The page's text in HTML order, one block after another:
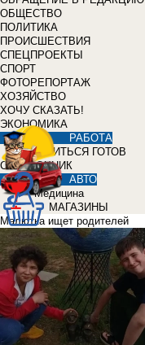
ОБЩЕСТВО
ПОЛИТИКА
ПРОИСШЕСТВИЯ
СПЕЦПРОЕКТЫ
СПОРТ
ФОТОРЕПОРТАЖ
ХОЗЯЙСТВО
ХОЧУ СКАЗАТЬ!
ЭКОНОМИКА
РАБОТА
УЧИТЬСЯ ГОТОВ
СПРАВОЧНИК
АВТО
Медицина
МАГАЗИНЫ
Малютка ищет родителей